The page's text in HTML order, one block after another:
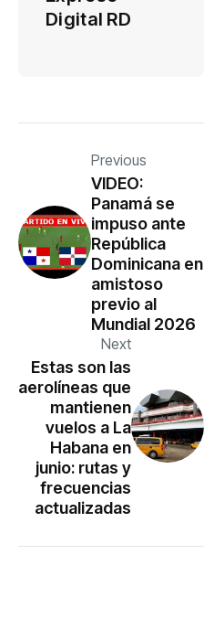
Digital RD
Previous
VIDEO:
Panamá se
impuso ante
República
Dominicana en
amistoso
previo al
Mundial 2026
Next
Estas son las
aerolíneas que
mantienen
vuelos a La
Habana en
junio: rutas y
frecuencias
actualizadas